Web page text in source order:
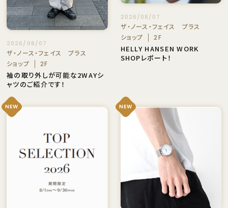
2026/08/07
ザ・ノース・フェイス プラス
ショップ
2F
袖の取り外しが可能な2WAYシ
ャツのご紹介です！
2026/08/07
ザ・ノース・フェイス プラス
ショップ
2F
HELLY HANSEN WORK
SHOPレポート！
NEW NEW